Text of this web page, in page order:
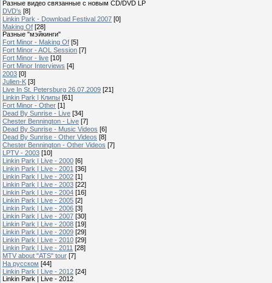
Разные видео связанные с новым CD/DVD LP
DVD's [8]
Linkin Park - Download Festival 2007 [0]
Making Of [28]
Разные "мэйкинги"
Fort Minor - Making Of [5]
Fort Minor - AOL Session [7]
Fort Minor - live [10]
Fort Minor Interviews [4]
2003 [0]
Julien-K [3]
Live In St. Petersburg 26.07.2009 [21]
Linkin Park | Клипы [61]
Fort Minor - Other [1]
Dead By Sunrise - Live [34]
Chester Bennington - Live [7]
Dead By Sunrise - Music Videos [6]
Dead By Sunrise - Other Videos [8]
Chester Bennington - Other Videos [7]
LPTV - 2003 [10]
Linkin Park | Live - 2000 [6]
Linkin Park | Live - 2001 [36]
Linkin Park | Live - 2002 [1]
Linkin Park | Live - 2003 [22]
Linkin Park | Live - 2004 [16]
Linkin Park | Live - 2005 [2]
Linkin Park | Live - 2006 [3]
Linkin Park | Live - 2007 [30]
Linkin Park | Live - 2008 [19]
Linkin Park | Live - 2009 [29]
Linkin Park | Live - 2010 [29]
Linkin Park | Live - 2011 [28]
MTV about "ATS" tour [7]
На русском [44]
Linkin Park | Live - 2012 [24]
Linkin Park | Live - 2012